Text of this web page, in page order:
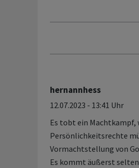
hernannhess
12.07.2023 - 13:41 Uhr
Es tobt ein Machtkampf,
Persönlichkeitsrechte
Vormachtstellung von
Es kommt äußerst